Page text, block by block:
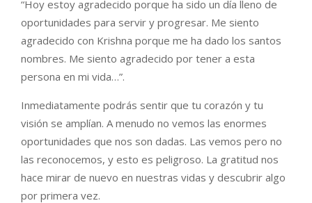
“Hoy estoy agradecido porque ha sido un día lleno de
oportunidades para servir y progresar. Me siento
agradecido con Krishna porque me ha dado los santos
nombres. Me siento agradecido por tener a esta
persona en mi vida…”.
Inmediatamente podrás sentir que tu corazón y tu
visión se amplían. A menudo no vemos las enormes
oportunidades que nos son dadas. Las vemos pero no
las reconocemos, y esto es peligroso. La gratitud nos
hace mirar de nuevo en nuestras vidas y descubrir algo
por primera vez.